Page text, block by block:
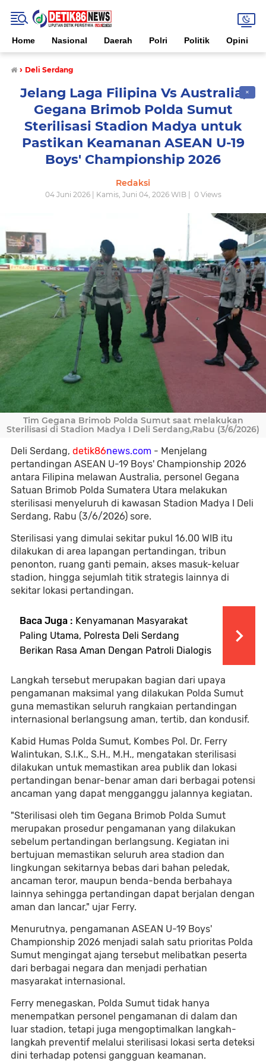
Home Nasional Daerah Polri Politik Opini
› Deli Serdang
✕
Jelang Laga Filipina Vs Australia,
Gegana Brimob Polda Sumut
Sterilisasi Stadion Madya untuk
Pastikan Keamanan ASEAN U-19
Boys' Championship 2026
Redaksi
04 Juni 2026 | Kamis, Juni 04, 2026 WIB | 0Views
Tim Gegana Brimob Polda Sumut saat melakukan
Sterilisasi di Stadion Madya I Deli Serdang,Rabu (3/6/2026)
Deli Serdang, detik86news.com - Menjelang
pertandingan ASEAN U-19 Boys' Championship 2026
antara Filipina melawan Australia, personel Gegana
Satuan Brimob Polda Sumatera Utara melakukan
sterilisasi menyeluruh di kawasan Stadion Madya I Deli
Serdang, Rabu (3/6/2026) sore.
Sterilisasi yang dimulai sekitar pukul 16.00 WIB itu
dilakukan di area lapangan pertandingan, tribun
penonton, ruang ganti pemain, akses masuk-keluar
stadion, hingga sejumlah titik strategis lainnya di
sekitar lokasi pertandingan.
Baca Juga : Kenyamanan Masyarakat
Paling Utama, Polresta Deli Serdang
Berikan Rasa Aman Dengan Patroli Dialogis
Langkah tersebut merupakan bagian dari upaya
pengamanan maksimal yang dilakukan Polda Sumut
guna memastikan seluruh rangkaian pertandingan
internasional berlangsung aman, tertib, dan kondusif.
Kabid Humas Polda Sumut, Kombes Pol. Dr. Ferry
Walintukan, S.I.K., S.H., M.H., mengatakan sterilisasi
dilakukan untuk memastikan area publik dan lokasi
pertandingan benar-benar aman dari berbagai potensi
ancaman yang dapat mengganggu jalannya kegiatan.
"Sterilisasi oleh tim Gegana Brimob Polda Sumut
merupakan prosedur pengamanan yang dilakukan
sebelum pertandingan berlangsung. Kegiatan ini
bertujuan memastikan seluruh area stadion dan
lingkungan sekitarnya bebas dari bahan peledak,
ancaman teror, maupun benda-benda berbahaya
lainnya sehingga pertandingan dapat berjalan dengan
aman dan lancar," ujar Ferry.
Menurutnya, pengamanan ASEAN U-19 Boys'
Championship 2026 menjadi salah satu prioritas Polda
Sumut mengingat ajang tersebut melibatkan peserta
dari berbagai negara dan menjadi perhatian
masyarakat internasional.
Ferry menegaskan, Polda Sumut tidak hanya
menempatkan personel pengamanan di dalam dan
luar stadion, tetapi juga mengoptimalkan langkah-
langkah preventif melalui sterilisasi lokasi serta deteksi
dini terhadap potensi gangguan keamanan.